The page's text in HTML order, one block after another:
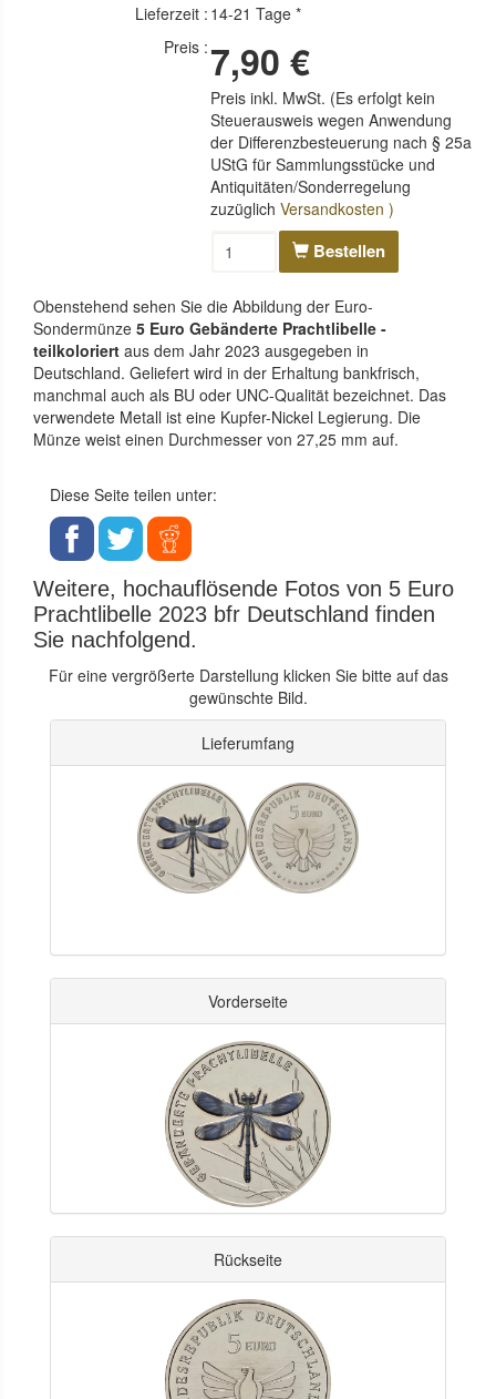
Lieferzeit : 14-21 Tage *
Preis : 7,90 €
Preis inkl. MwSt. (Es erfolgt kein
Steuerausweis wegen Anwendung
der Differenzbesteuerung nach § 25a
UStG für Sammlungsstücke und
Antiquitäten/Sonderregelung
zuzüglichVersandkosten )
Bestellen
Obenstehend sehen Sie die Abbildung der Euro-
Sondermünze 5 Euro Gebänderte Prachtlibelle -
teilkoloriert aus dem Jahr 2023 ausgegeben in
Deutschland. Geliefert wird in der Erhaltung bankfrisch,
manchmal auch als BU oder UNC-Qualität bezeichnet. Das
verwendete Metall ist eine Kupfer-Nickel Legierung. Die
Münze weist einen Durchmesser von 27,25 mm auf.
Diese Seite teilen unter:
Weitere, hochauflösende Fotos von 5 Euro
Prachtlibelle 2023 bfr Deutschland finden
Sie nachfolgend.
Für eine vergrößerte Darstellung klicken Sie bitte auf das
gewünschte Bild.
Lieferumfang
Vorderseite
Rückseite